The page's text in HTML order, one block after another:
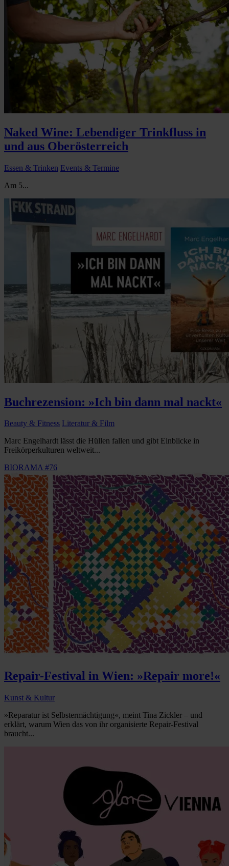
Naked Wine: Lebendiger Trinkfluss in
und aus Oberösterreich
Essen & Trinken Events & Termine
Am 5...
Buchrezension: »Ich bin dann mal nackt«
Beauty & Fitness Literatur & Film
Marc Engelhardt lässt die Hüllen fallen und gibt Einblicke in
Freikörperkulturen weltweit...
BIORAMA #76
Repair-Festival in Wien: »Repair more!«
Kunst & Kultur
»Reparatur ist Selbstermächtigung«, meint Tina Zickler – und
erklärt, warum Wien das von ihr organisierte Repair-Festival
braucht...